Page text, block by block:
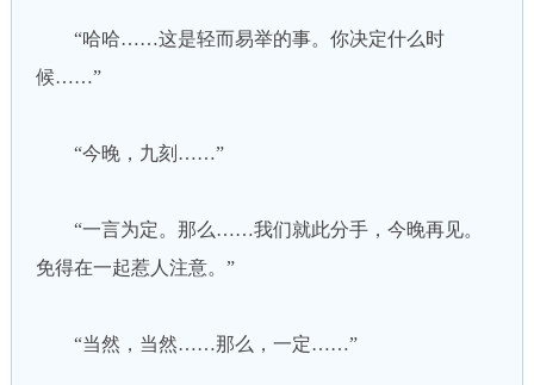
“哈哈……这是轻而易举的事。你决定什么时
候……”
“今晚，九刻……”
“一言为定。那么……我们就此分手，今晚再见。
免得在一起惹人注意。”
“当然，当然……那么，一定……”